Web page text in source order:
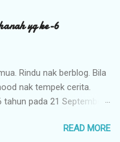
yg ke-6
Rindu nak berblog. Bila
nak tempek cerita.
pada 21 September
terukir dalam blog ini
READ MORE